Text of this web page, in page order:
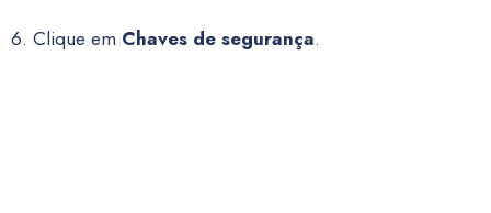
6. Clique em Chaves de segurança.